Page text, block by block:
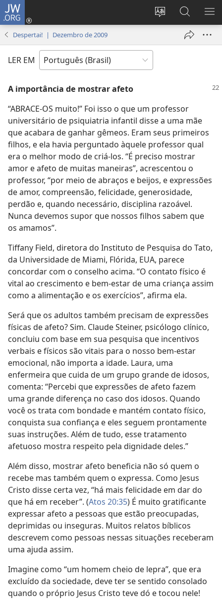
JW.ORG
Mudar
idioma
Log
janela)
Buscar
no
JW.ORG
Despertai! | Dezembro de 2009
LER EM
A importância de mostrar afeto
“ABRACE-OS muito!” Foi isso o que um professor
universitário de psiquiatria infantil disse a uma mãe
que acabara de ganhar gêmeos. Eram seus primeiros
filhos, e ela havia perguntado àquele professor qual
era o melhor modo de criá-los. “É preciso mostrar
amor e afeto de muitas maneiras”, acrescentou o
professor, “por meio de abraços e beijos, e expressões
de amor, compreensão, felicidade, generosidade,
perdão e, quando necessário, disciplina razoável.
Nunca devemos supor que nossos filhos sabem que
os amamos”.
Tiffany Field, diretora do Instituto de Pesquisa do Tato,
da Universidade de Miami, Flórida, EUA, parece
concordar com o conselho acima. “O contato físico é
vital ao crescimento e bem-estar de uma criança assim
como a alimentação e os exercícios”, afirma ela.
Será que os adultos também precisam de expressões
físicas de afeto? Sim. Claude Steiner, psicólogo clínico,
concluiu com base em sua pesquisa que incentivos
verbais e físicos são vitais para o nosso bem-estar
emocional, não importa a idade. Laura, uma
enfermeira que cuida de um grupo grande de idosos,
comenta: “Percebi que expressões de afeto fazem
uma grande diferença no caso dos idosos. Quando
você os trata com bondade e mantém contato físico,
conquista sua confiança e eles seguem prontamente
suas instruções. Além de tudo, esse tratamento
afetuoso mostra respeito pela dignidade deles.”
Além disso, mostrar afeto beneficia não só quem o
recebe mas também quem o expressa. Como Jesus
Cristo disse certa vez, “há mais felicidade em dar do
que há em receber”. (Atos 20:35) É muito gratificante
expressar afeto a pessoas que estão preocupadas,
deprimidas ou inseguras. Muitos relatos bíblicos
descrevem como pessoas nessas situações receberam
uma ajuda assim.
Imagine como “um homem cheio de lepra”, que era
excluído da sociedade, deve ter se sentido consolado
quando o próprio Jesus Cristo teve dó e tocou nele!